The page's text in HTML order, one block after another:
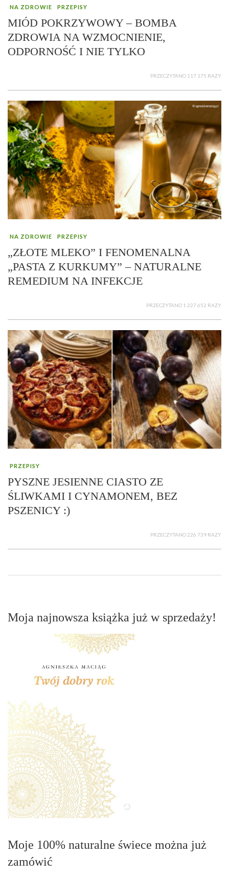
NA ZDROWIE PRZEPISY
MIÓD POKRZYWOWY – BOMBA
ZDROWIA NA WZMOCNIENIE,
ODPORNOŚĆ I NIE TYLKO
PRZECZYTANO 117 175 RAZY
NA ZDROWIE PRZEPISY
„ZŁOTE MLEKO” I FENOMENALNA
„PASTA Z KURKUMY” – NATURALNE
REMEDIUM NA INFEKCJE
PRZECZYTANO 1 227 652 RAZY
PRZEPISY
PYSZNE JESIENNE CIASTO ZE
ŚLIWKAMI I CYNAMONEM, BEZ
PSZENICY :)
PRZECZYTANO 226 739 RAZY
Moja najnowsza książka już w sprzedaży!
Moje 100% naturalne świece można już
zamówić